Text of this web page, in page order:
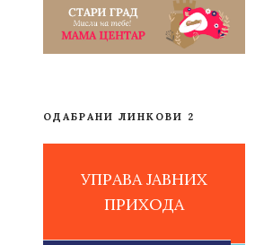
ОДАБРАНИ ЛИНКОВИ 2
УПРАВА ЈАВНИХ
ПРИХОДА